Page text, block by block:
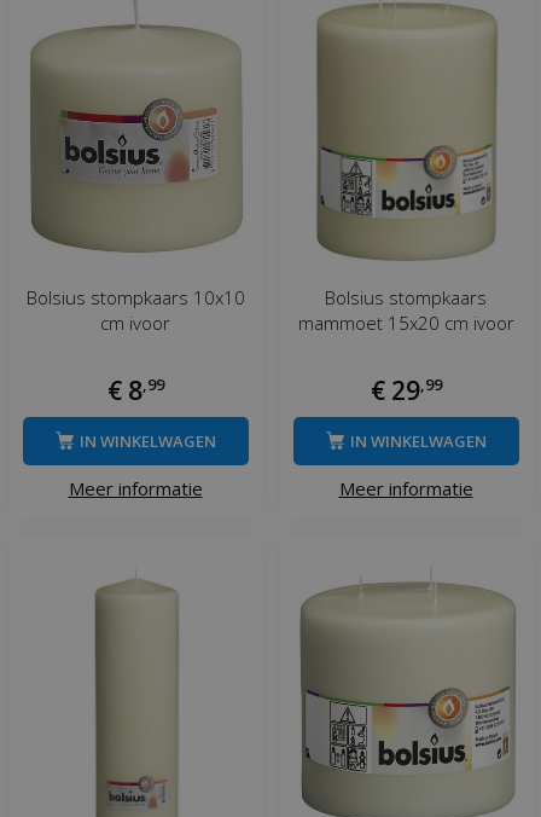
Bolsius stompkaars 10x10
cm ivoor
€ 8 99
Meer informatie
IN WINKELWAGEN
Bolsius stompkaars
mammoet 15x20 cm ivoor
€ 29, 99
Meer informatie
IN WINKELWAGEN